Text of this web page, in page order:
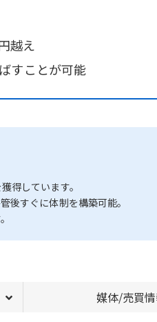
越え
すことが可能
得しています。
後すぐに体制を構築可能。
媒体/売買